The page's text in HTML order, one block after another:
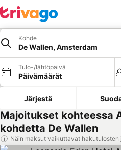
Kohde
De Wallen, Amsterdam
Tulo-/lähtöpäivä
Päivämäärät
Järjestä
Majoitukset kohteessa
kohdetta De Wallen
Näin maksut vaikuttavat hakutulosten